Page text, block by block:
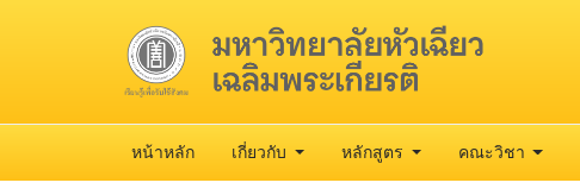
หน้าหลัก เกี่ยวกับ หลักสูตร คณะวิชา